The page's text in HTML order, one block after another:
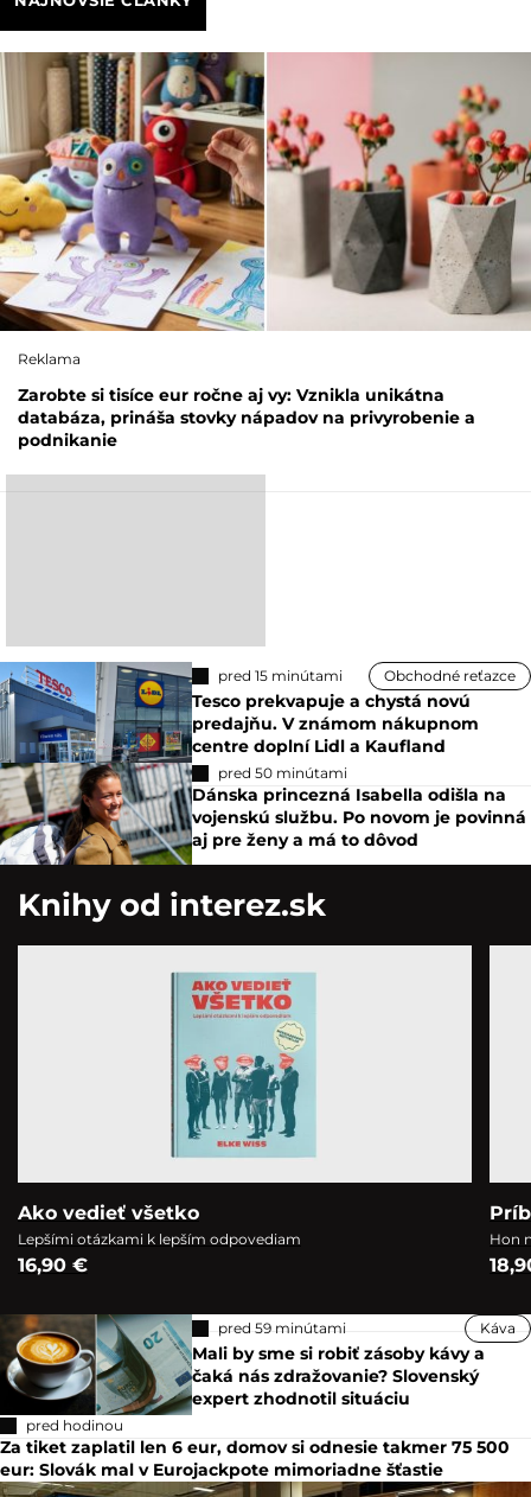
Reklama
Zarobte si tisíce eur ročne aj vy: Vznikla unikátna
databáza, prináša stovky nápadov na privyrobenie a
podnikanie
pred 15 minútami Obchodné reťazce
Tesco prekvapuje a chystá novú
predajňu. V známom nákupnom
centre doplní Lidl a Kaufland
pred 50 minútami
Dánska princezná Isabella odišla na
vojenskú službu. Po novom je povinná
aj pre ženy a má to dôvod
Knihy od interez.sk
Ako vedieť všetko
Lepšími otázkami k lepším odpovediam
16,90 €
Hon
pred 59 minútami Káva
Mali by sme si robiť zásoby kávy a
čaká nás zdražovanie? Slovenský
expert zhodnotil situáciu
pred hodinou
Za tiket zaplatil len 6 eur, domov si odnesie takmer 75 500
eur: Slovák mal v Eurojackpote mimoriadne šťastie